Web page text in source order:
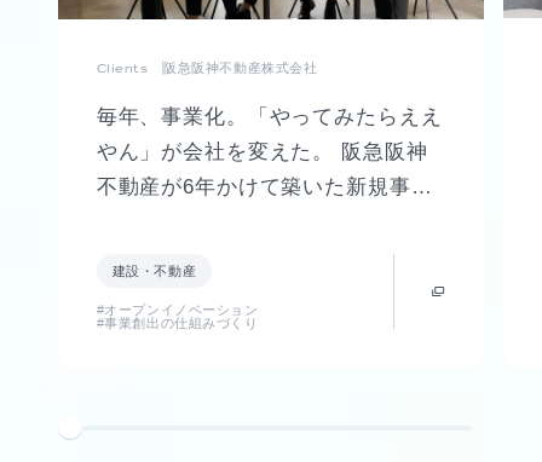
Clients 阪急阪神不動産株式会社
毎年、事業化。「やってみたらええ
やん」が会社を変えた。 阪急阪神
不動産が6年かけて築いた新規事業
建設・不動産
#オープンイノベーション
#事業創出の仕組みづくり